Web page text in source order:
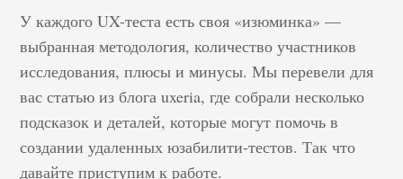
У каждого UX-теста есть своя «изюминка» —
выбранная методология, количество участников
исследования, плюсы и минусы. Мы перевели для
вас статью из блога uxeria, где собрали несколько
подсказок и деталей, которые могут помочь в
создании удаленных юзабилити-тестов. Так что
давайте приступим к работе.